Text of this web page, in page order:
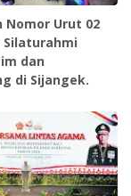
Nomor Urut 02
Silaturahmi
dan
di Sijangek.